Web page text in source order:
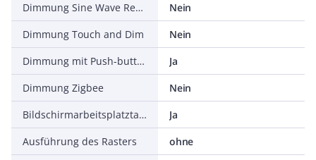
Dimmung Sine Wave Reduction
Nein
Dimmung Touch and Dim
Nein
Dimmung mit Push-button
Ja
Dimmung Zigbee
Nein
Bildschirmarbeitsplatztauglich nach EN 12464-1
Ja
Ausführung des Rasters
ohne